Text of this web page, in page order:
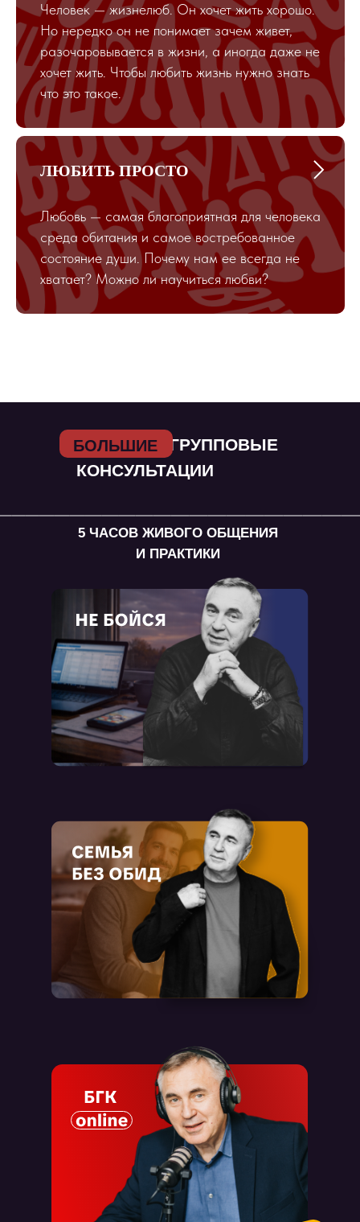
Человек — жизнелюб. Он хочет жить хорошо.
Но нередко он не понимает зачем живет,
разочаровывается в жизни, а иногда даже не
хочет жить. Чтобы любить жизнь нужно знать
что это такое.
ЛЮБИТЬ ПРОСТО
Любовь — самая благоприятная для человека
среда обитания и самое востребованное
состояние души. Почему нам ее всегда не
хватает? Можно ли научиться любви?
БОЛЬШИЕ ГРУППОВЫЕ
КОНСУЛЬТАЦИИ
БОЛЬШИЕ
5 ЧАСОВ ЖИВОГО ОБЩЕНИЯ
И ПРАКТИКИ